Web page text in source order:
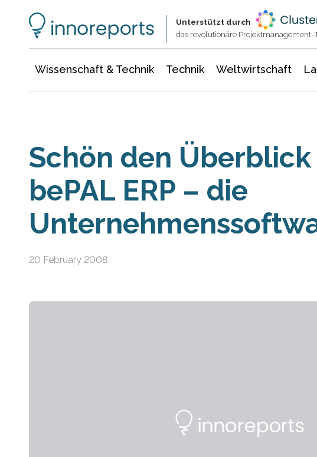
Unterstützt durch
das revolutionäre Projektmanagement-
Wissenschaft & Technik Technik Weltwirtschaft
Schön den
bePAL ERP – die
20 February 2008